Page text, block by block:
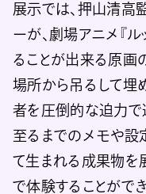
展示では、押山清高
ーが、劇場アニメ『
ることが出来る原画
場所から吊るして埋
者を圧倒的な迫力で
至るまでのメモや設
て生まれる成果物を
で体験することができ